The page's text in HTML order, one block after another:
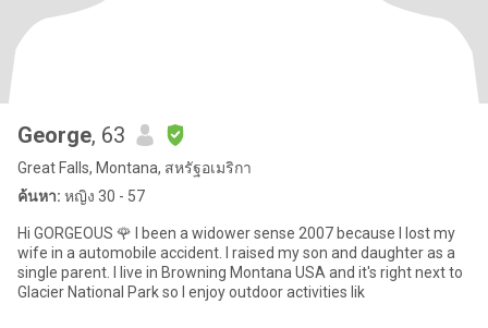
George, 63
Great Falls, Montana, สหรัฐอเมริกา
ค้นหา: หญิง 30 - 57
Hi GORGEOUS 🌹 I been a widower sense 2007 because I lost my
wife in a automobile accident. I raised my son and daughter as a
single parent. I live in Browning Montana USA and it's right next to
Glacier National Park so I enjoy outdoor activities lik